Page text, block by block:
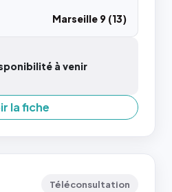
Marseille 9 (13)
à venir
la fiche
Téléconsultation